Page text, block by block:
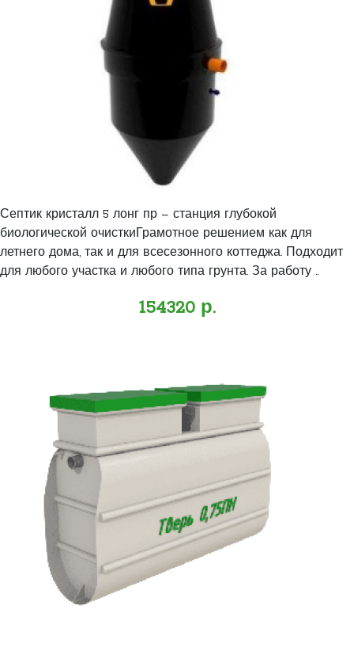
Септик кристалл 5 лонг пр – станция глубокой
биологической очисткиГрамотное решением как для
летнего дома, так и для всесезонного коттеджа. Подходит
для любого участка и любого типа грунта. За работу ..
154320 р.